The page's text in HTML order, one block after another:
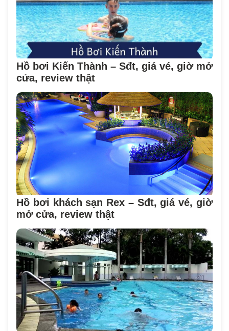
Hồ bơi Kiến Thành – Sđt, giá vé, giờ mở
cửa, review thật
Hồ bơi khách sạn Rex – Sđt, giá vé, giờ
mở cửa, review thật